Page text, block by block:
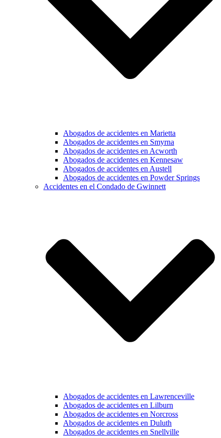
Abogados de accidentes en Marietta
Abogados de accidentes en Smyrna
Abogados de accidentes en Acworth
Abogados de accidentes en Kennesaw
Abogados de accidentes en Austell
Abogados de accidentes en Powder Springs
Accidentes en el Condado de Gwinnett
Abogados de accidentes en Lawrenceville
Abogados de accidentes en Lilburn
Abogados de accidentes en Norcross
Abogados de accidentes en Duluth
Abogados de accidentes en Snellville